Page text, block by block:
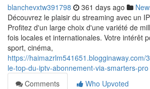
blanchevxtw391798 361 days ago
Découvrez le plaisir du streaming avec un
Profitez d'un large choix d'une variété de
fois locales et internationales. Votre intérêt
sport, cinéma,
https://haimazrlm541651.blogginaway.com/
le-top-du-iptv-abonnement-via-smarters-pro
Comments
Who Upvoted